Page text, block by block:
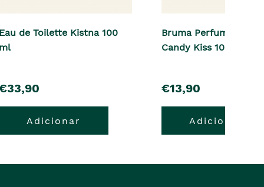
Eau de Toilette Kistna 100
ml
Adicionar
Bruma Perfumada
Candy Kiss 100 ml
pre�o
€13,90
Adicionar